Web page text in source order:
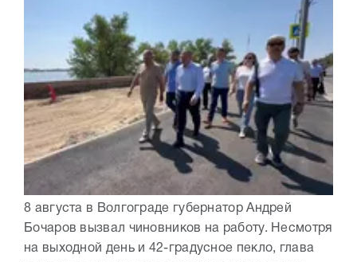
8 августа в Волгограде губернатор Андрей
Бочаров вызвал чиновников на работу. Несмотря
на выходной день и 42-градусное пекло, глава